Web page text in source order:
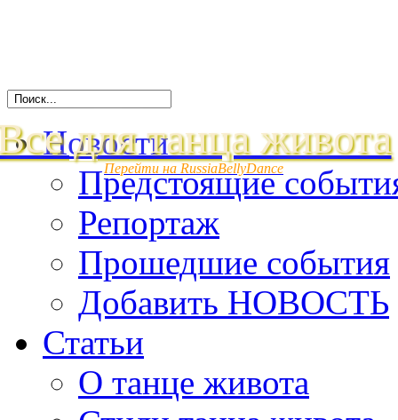
для танца живота
Перейти на RussiaBellyDance
Новости
Предстоящие
Репортаж
Прошедшие события
Добавить НОВОСТЬ
Статьи
О танце живота